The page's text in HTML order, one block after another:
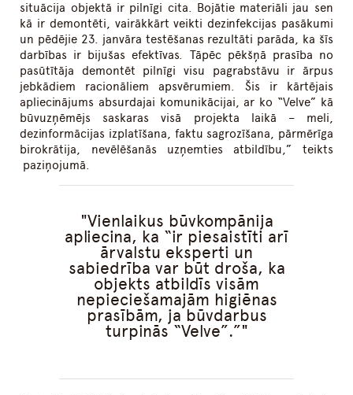
situācija objektā ir pilnīgi cita. Bojātie materiāli jau sen
kā ir demontēti, vairākkārt veikti dezinfekcijas pasākumi
un pēdējie 23. janvāra testēšanas rezultāti parāda, ka šīs
darbības ir bijušas efektīvas. Tāpēc pēkšņā prasība no
pasūtītāja demontēt pilnīgi visu pagrabstāvu ir ārpus
jebkādiem racionāliem apsvērumiem. Šis ir kārtējais
apliecinājums absurdajai komunikācijai, ar ko “Velve” kā
būvuzņēmējs saskaras visā projekta laikā – meli,
dezinformācijas izplatīšana, faktu sagrozīšana, pārmērīga
birokrātija, nevēlēšanās uzņemties atbildību,” teikts
paziņojumā.
Vienlaikus būvkompānija
apliecina, ka “ir piesaistīti arī
ārvalstu eksperti un
sabiedrība var būt droša, ka
objekts atbildīs visām
nepieciešamajām higiēnas
prasībām, ja būvdarbus
turpinās “Velve”.”